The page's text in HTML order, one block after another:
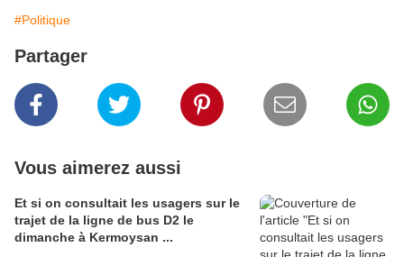
#Politique
Partager
Vous aimerez aussi
Et si on consultait les usagers sur le
trajet de la ligne de bus D2 le
dimanche à Kermoysan ...